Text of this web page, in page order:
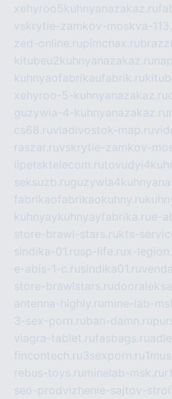
xehyroo5kuhnyanazakaz.ru
vskrytie-zamkov-moskva-
zed-online.rupimchax.ru
kitubeu2kuhnyanazakaz.ru
kuhnyaofabrikaufabrik.ru
xehyroo-5-kuhnyanazakaz.ru
guzywia-4-kuhnyanazakaz.ru
cs68.ruvladivostok-map.ru
raszar.ruvskrytie-zamkov-
lipetsktelecom.ru
seksuzb.ru
fabrikaofabrikaokuhny.ru
kuhnyaykuhnyayfabrika.rue-
store-brawl-stars.rukts-
sindika-01.rusp-life.rux-
e-abis-1-c.rusindika01.ru
store-brawlstars.ru
antenna-highly.ru mine-lab-
3-sex-porn.ruban-damn.ru
viagra-tablet.rufasbags.ru
fincontech.ru3sexporn.ru
rebus-toys.ru minelab-msk.ru
seo-prodvizhenie-sajtov-